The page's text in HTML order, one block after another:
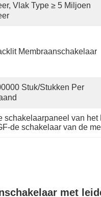
Vlak Type ≥ 5 Miljoen
Membraanschakelaar
Stuk/Stukken Per
schakelaarpaneel van
de schakelaar van de
met